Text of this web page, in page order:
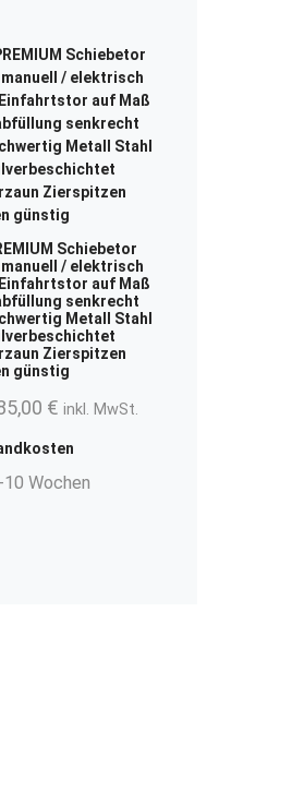
Schiebetor
/ elektrisch
auf Maß
senkrecht
Metall Stahl
Zierspitzen
günstig
€ inkl. MwSt.
Wochen